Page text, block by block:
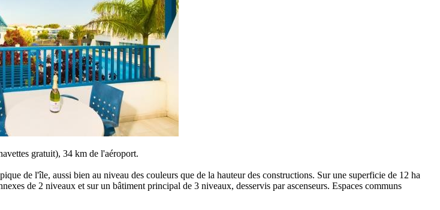
gratuit), 34 km de l'aéroport.
de l'île, aussi bien au niveau des couleurs que de la hauteur des constructions. Sur une superficie de 12 ha
de 2 niveaux et sur un bâtiment principal de 3 niveaux, desservis par ascenseurs. Espaces communs